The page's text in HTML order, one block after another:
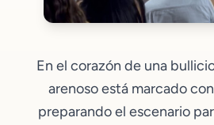
En el corazón de una
arenoso está marcado
preparando el escenario